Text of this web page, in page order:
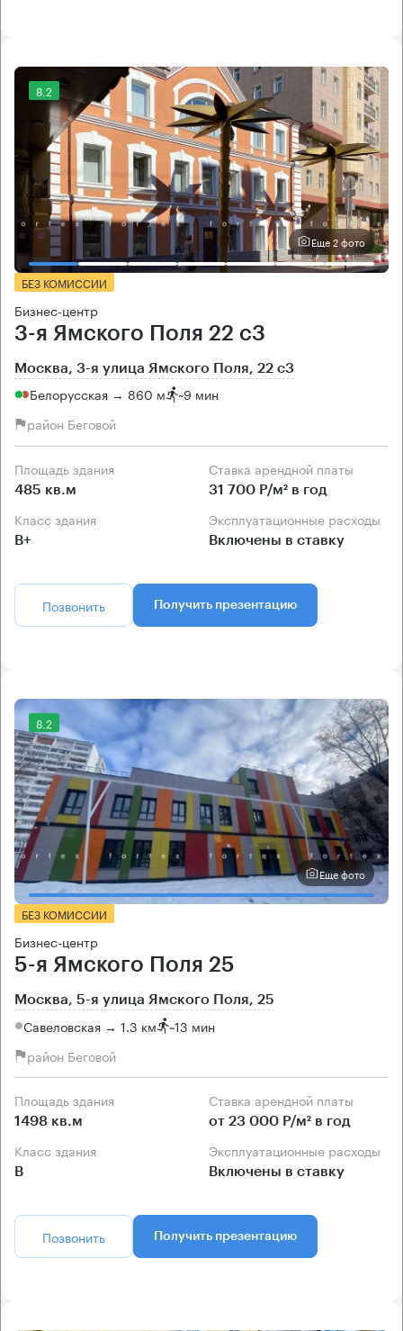
8.2
Еще 2 фото
БЕЗ КОМИССИИ
Бизнес-центр
3-я Ямского Поля 22 с3
Москва, 3-я улица Ямского Поля, 22 с3
Белорусская → 860 м ~9 мин
район Беговой
Площадь здания
485 кв.м
Ставка арендной платы
31 700 Р/м² в год
Класс здания
B+
Эксплуатационные расходы
Включены в ставку
Позвонить Получить презентацию
8.2
Еще фото
БЕЗ КОМИССИИ
Бизнес-центр
5-я Ямского Поля 25
Москва, 5-я улица Ямского Поля, 25
Савеловская → 1.3 км ~13 мин
район Беговой
Площадь здания
1498 кв.м
Ставка арендной платы
от 23 000 Р/м² в год
Класс здания
B
Эксплуатационные расходы
Включены в ставку
Позвонить Получить презентацию